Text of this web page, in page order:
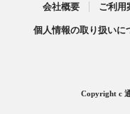
会社概要 ご利用
個人情報の取り扱いに
Copyright c